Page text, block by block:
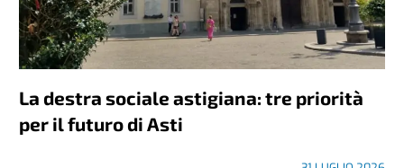
La destra sociale astigiana: tre priorità
per il futuro di Asti